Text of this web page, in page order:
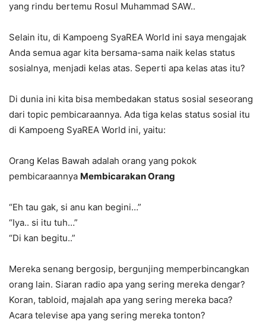
yang rindu bertemu Rosul Muhammad SAW..
Selain itu, di Kampoeng SyaREA World ini saya mengajak
Anda semua agar kita bersama-sama naik kelas status
sosialnya, menjadi kelas atas. Seperti apa kelas atas itu?
Di dunia ini kita bisa membedakan status sosial seseorang
dari topic pembicaraannya. Ada tiga kelas status sosial itu
di Kampoeng SyaREA World ini, yaitu:
Orang Kelas Bawah adalah orang yang pokok
pembicaraannya Membicarakan Orang
“Eh tau gak, si anu kan begini…”
“Iya.. si itu tuh…”
“Di kan begitu..”
Mereka senang bergosip, bergunjing memperbincangkan
orang lain. Siaran radio apa yang sering mereka dengar?
Koran, tabloid, majalah apa yang sering mereka baca?
Acara televise apa yang sering mereka tonton?